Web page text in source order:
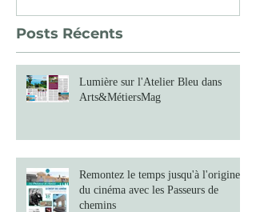
Posts Récents
Lumière sur l'Atelier Bleu dans
Arts&MétiersMag
Remontez le temps jusqu'à l'origine
du cinéma avec les Passeurs de
chemins